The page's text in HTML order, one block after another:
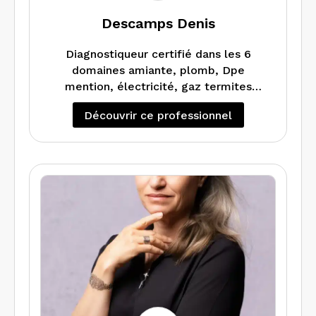
Descamps Denis
Diagnostiqueur certifié dans les 6
domaines amiante, plomb, Dpe
mention, électricité, gaz termites
j’interviens dans les Côtes d’armor et le
Finistère.
Découvrir ce professionnel